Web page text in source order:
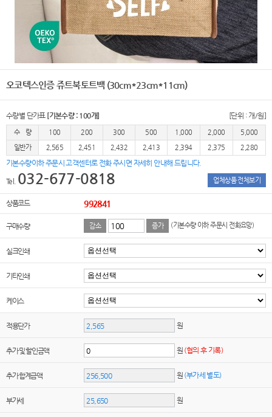
오코텍스인증 쥬트북토트백 (30cm*23cm*11cm)
수량별 단가표 [기본수량 : 100개] [단위 : 개/원]
수 량 100 200 300 500 1,000 2,000
5,000
일반가
2,565 2,451 2,432 2,413 2,394 2,375 2,280
기본수량이하 주문시 고객센터로 전화 주시면 자세히 안내해 드립니다.
Tel. 032-677-0818 업체상품 전체보기
상품코드 992841
구매수량 감소 증가 (기본수량 이하 주문시 전화요망)
실크인쇄
기타인쇄
케이스
적용단가 원
추가 및 할인금액 원 (협의 후 기록)
추가 합계금액 원 (부가세 별도)
부가세 원